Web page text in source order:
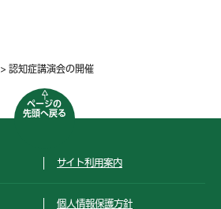
> 認知症講演会の開催
ページの
先頭へ戻る
サイト利用案内
個人情報保護方針